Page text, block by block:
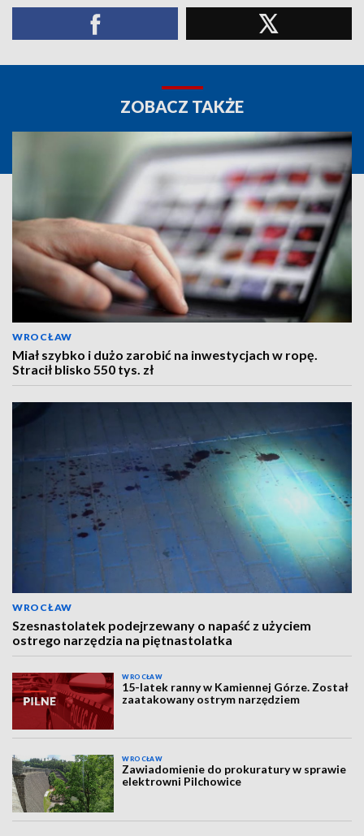
ZOBACZ TAKŻE
WROCŁAW
Miał szybko i dużo zarobić na inwestycjach w ropę.
Stracił blisko 550 tys. zł
WROCŁAW
Szesnastolatek podejrzewany o napaść z użyciem
ostrego narzędzia na piętnastolatka
WROCŁAW
15-latek ranny w Kamiennej Górze. Został
zaatakowany ostrym narzędziem
WROCŁAW
Zawiadomienie do prokuratury w sprawie
elektrowni Pilchowice